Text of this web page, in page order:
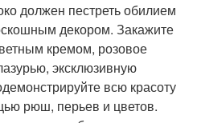
должен пестреть обилием
декором. Закажите
кремом, розовое
эксклюзивную
всю красоту
рюш, перьев и цветов.